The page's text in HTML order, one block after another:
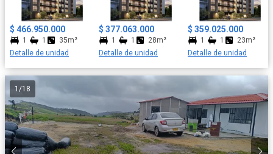
$ 466.950.000
1 1
35m²
Detalle de unidad
$ 377.063.000
1 1
28m²
Detalle de unidad
$ 359.025.000
1 1
23m²
Detalle de unidad
1 /18